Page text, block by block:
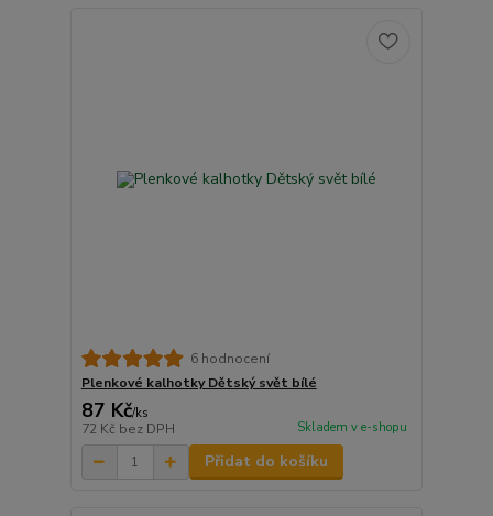
6 hodnocení
Plenkové kalhotky Dětský svět bílé
87 Kč/ks
72 Kč bez DPH Skladem v e-shopu
Přidat do košíku